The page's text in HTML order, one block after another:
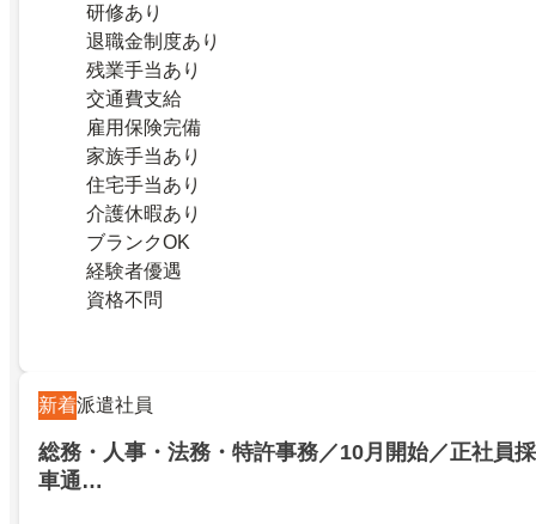
研修あり
退職金制度あり
残業手当あり
交通費支給
雇用保険完備
家族手当あり
住宅手当あり
介護休暇あり
ブランクOK
経験者優遇
資格不問
新着派遣社員
総務・人事・法務・特許事務／10月開始／正社員
車通…